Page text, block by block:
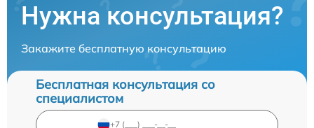
Нужна консультация?
Закажите бесплатную консультацию
Бесплатная консультация со
специалистом